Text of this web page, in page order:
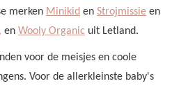
merken Minikid en Strojmissie en
en Wooly Organic uit Letland.
voor de meisjes en coole
Voor de allerkleinste baby's